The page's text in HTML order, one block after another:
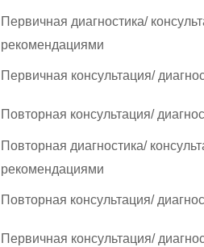
Первичная диагностика/
рекомендациями
Первичная консультация/
Повторная консультация/
Повторная диагностика/
рекомендациями
Повторная консультация/
Первичная консультация/